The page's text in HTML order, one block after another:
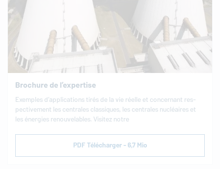
Brochure de l’expertise
Exemples d’ap­pli­ca­tions tirés de la vie réelle et concer­nant res­
pec­ti­ve­ment les cen­trales clas­siques, les cen­trales nu­cléaires et
les énergies re­nou­ve­lables. Visitez notre
PDF Télécharger - 6,7 Mio